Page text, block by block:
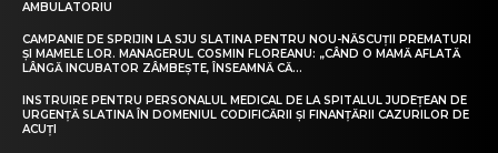
AMBULATORIU
CAMPANIE DE SPRIJIN LA SJU SLATINA PENTRU NOU-NĂSCUȚII PREMATURI
ȘI MAMELE LOR. MANAGERUL COSMIN FLOREANU: „CÂND O MAMĂ AFLATĂ
LÂNGĂ INCUBATOR ZÂMBEȘTE, ÎNSEAMNĂ CĂ...
INSTRUIRE PENTRU PERSONALUL MEDICAL DE LA SPITALUL JUDEȚEAN DE
URGENȚĂ SLATINA ÎN DOMENIUL CODIFICĂRII ȘI FINANȚĂRII CAZURILOR DE
ACUȚI